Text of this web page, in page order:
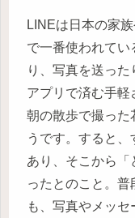
LINEは日本の家
で一番使われてい
り、写真を送っ
アプリで済む手軽
朝の散歩で撮った
うです。すると
あり、そこから
ったとのこと。
も、写真やメッ